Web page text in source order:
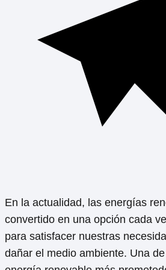
En la actualidad, las energías
convertido en una opción cada
para satisfacer nuestras
dañar el medio ambiente. Una